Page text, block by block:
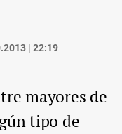
| 22:19
mayores de
tipo de